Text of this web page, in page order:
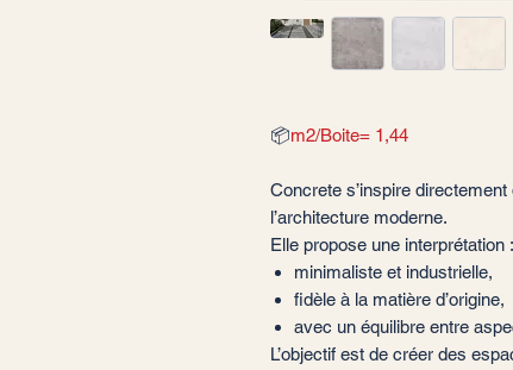
📦m2/Boite= 1,44
Concrete s’inspire
l’architecture moderne.
Elle propose une interprétation :
minimaliste et industrielle,
fidèle à la matière d’origine,
avec un équilibre entre
L’objectif est de créer des